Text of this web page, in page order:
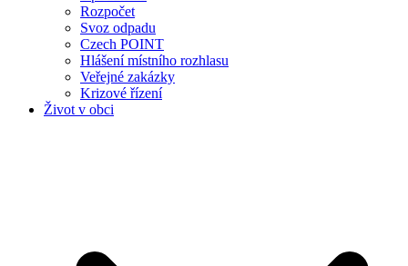
Rozpočet
Svoz odpadu
Czech POINT
Hlášení místního rozhlasu
Veřejné zakázky
Krizové řízení
Život v obci